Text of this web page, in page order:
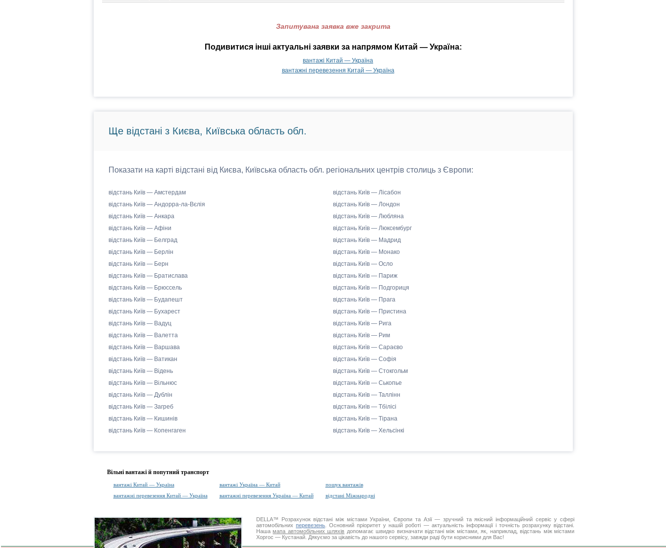
Запитувана заявка вже закрита
Подивитися інші актуальні заявки за напрямом Китай — Україна:
вантажі Китай — Україна
вантажні перевезення Китай — Україна
Ще відстані з Києва, Київська область обл.
Показати на карті відстані від Києва, Київська область обл. регіональних центрів столиць з Європи:
відстань Київ — Амстердам
відстань Київ — Андорра-ла-Вєлія
відстань Київ — Анкара
відстань Київ — Афіни
відстань Київ — Белград
відстань Київ — Берлін
відстань Київ — Берн
відстань Київ — Братислава
відстань Київ — Брюссель
відстань Київ — Будапешт
відстань Київ — Бухарест
відстань Київ — Вадуц
відстань Київ — Валетта
відстань Київ — Варшава
відстань Київ — Ватикан
відстань Київ — Відень
відстань Київ — Вільнюс
відстань Київ — Дублін
відстань Київ — Загреб
відстань Київ — Кишинів
відстань Київ — Копенгаген
відстань Київ — Лісабон
відстань Київ — Лондон
відстань Київ — Любляна
відстань Київ — Люксембург
відстань Київ — Мадрид
відстань Київ — Монако
відстань Київ — Осло
відстань Київ — Париж
відстань Київ — Подгориця
відстань Київ — Прага
відстань Київ — Пристина
відстань Київ — Рига
відстань Київ — Рим
відстань Київ — Сараєво
відстань Київ — Софія
відстань Київ — Стокгольм
відстань Київ — Ськопье
відстань Київ — Таллінн
відстань Київ — Тбілісі
відстань Київ — Тірана
відстань Київ — Хельсінкі
Вільні вантажі й попутний транспорт
вантажі Китай — Україна вантажі Україна — Китай
пошук вантажів
вантажні перевезення Китай — Україна
вантажні перевезення Україна — Китай відстані Міжнародні
DELLA™ Розрахунок відстані між містами України, Європи та Азії — зручний та якісний інформаційний сервіс у сфері
автомобільнихперевезень . Основний пріоритет у нашій роботі — актуальність інформації і точність розрахунку відстані.
Нашамапа автомобільних шляхів допомагає швидко визначати відстані між містами, як, наприклад, відстань між містами
Хоргос — Кустанай. Дякуємо за цікавість до нашого сервісу, завжди раді бути корисними для Вас!